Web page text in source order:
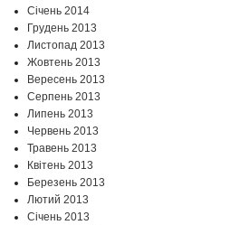
Січень 2014
Грудень 2013
Листопад 2013
Жовтень 2013
Вересень 2013
Серпень 2013
Липень 2013
Червень 2013
Травень 2013
Квітень 2013
Березень 2013
Лютий 2013
Січень 2013